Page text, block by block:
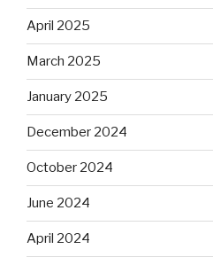
April 2025
March 2025
January 2025
December 2024
October 2024
June 2024
April 2024